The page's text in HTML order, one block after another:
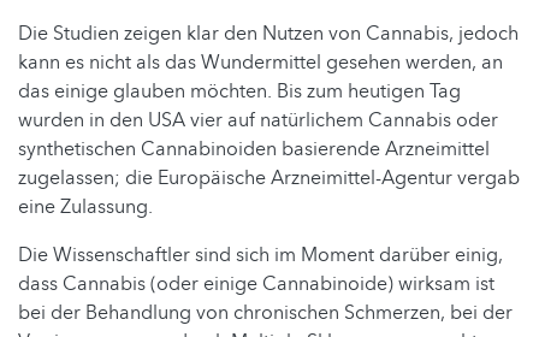
Die Studien zeigen klar den Nutzen von Cannabis, jedoch
kann es nicht als das Wundermittel gesehen werden, an
das einige glauben möchten. Bis zum heutigen Tag
wurden in den USA vier auf natürlichem Cannabis oder
synthetischen Cannabinoiden basierende Arzneimittel
zugelassen; die Europäische Arzneimittel-Agentur vergab
eine Zulassung.
Die Wissenschaftler sind sich im Moment darüber einig,
dass Cannabis (oder einige Cannabinoide) wirksam ist
bei der Behandlung von chronischen Schmerzen, bei der